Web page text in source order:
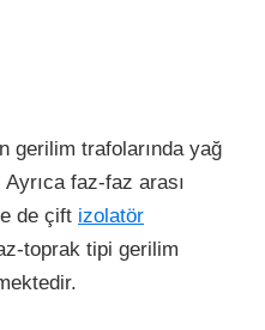
gerilim trafolarında yağ
faz-faz arası
de çift izolatör
toprak tipi gerilim